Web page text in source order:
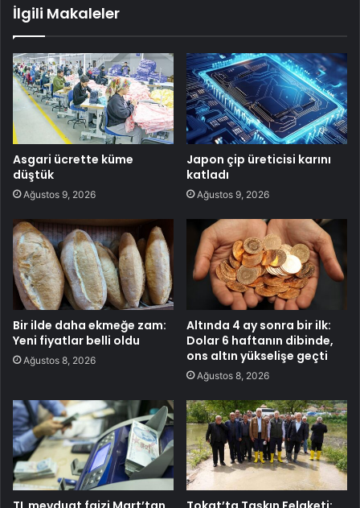
İlgili Makaleler
Asgari ücrette küme
düştük
Ağustos 9, 2026
Japon çip üreticisi karını
katladı
Ağustos 9, 2026
Bir ilde daha ekmeğe zam:
Yeni fiyatlar belli oldu
Ağustos 8, 2026
Altında 4 ay sonra bir ilk:
Dolar 6 haftanın dibinde,
ons altın yükselişe geçti
Ağustos 8, 2026